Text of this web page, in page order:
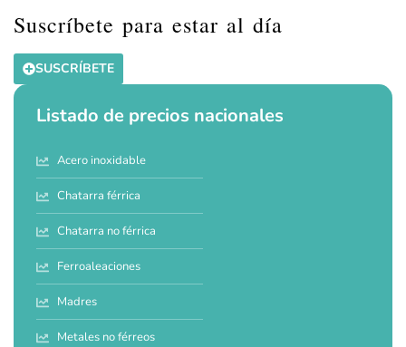
Suscríbete para estar al día
SUSCRÍBETE
Listado de precios nacionales
Acero inoxidable
Chatarra férrica
Chatarra no férrica
Ferroaleaciones
Madres
Metales no férreos